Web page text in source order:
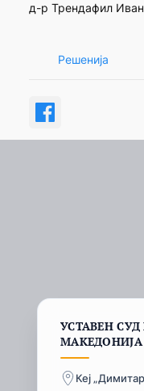
д-р Трендафил
Решенија
УСТАВЕН
МАКЕДОНИЈА
Кеј